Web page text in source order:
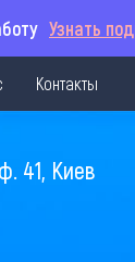
Узнать
Контакты
41, Киев